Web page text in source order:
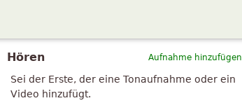
Aufnahme hinzufügen
Hören
Sei der Erste, der eine Tonaufnahme oder ein
Video hinzufügt.